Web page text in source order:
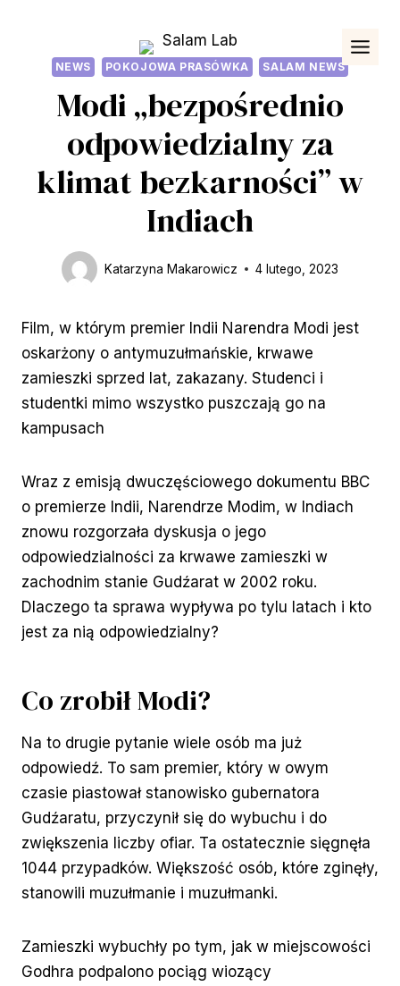
NEWS POKOJOWA PRASÓWKA SALAM NEWS
Modi „bezpośrednio
odpowiedzialny za
klimat bezkarności” w
Indiach
Katarzyna Makarowicz 4 lutego, 2023
Film, w którym premier Indii Narendra Modi jest
oskarżony o antymuzułmańskie, krwawe
zamieszki sprzed lat, zakazany. Studenci i
studentki mimo wszystko puszczają go na
kampusach
Wraz z emisją dwuczęściowego dokumentu BBC
o premierze Indii, Narendrze Modim, w Indiach
znowu rozgorzała dyskusja o jego
odpowiedzialności za krwawe zamieszki w
zachodnim stanie Gudźarat w 2002 roku.
Dlaczego ta sprawa wypływa po tylu latach i kto
jest za nią odpowiedzialny?
Co zrobił Modi?
Na to drugie pytanie wiele osób ma już
odpowiedź. To sam premier, który w owym
czasie piastował stanowisko gubernatora
Gudźaratu, przyczynił się do wybuchu i do
zwiększenia liczby ofiar. Ta ostatecznie sięgnęła
1044 przypadków. Większość osób, które zginęły,
stanowili muzułmanie i muzułmanki.
Zamieszki wybuchły po tym, jak w miejscowości
Godhra podpalono pociąg wiozący